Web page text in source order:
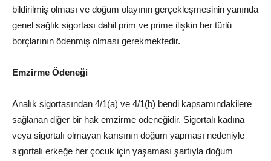
bildirilmiş olması ve doğum olayının gerçekleşmesinin yanında
genel sağlık sigortası dahil prim ve prime ilişkin her türlü
borçlarının ödenmiş olması gerekmektedir.
Emzirme Ödeneği
Analık sigortasından 4/1(a) ve 4/1(b) bendi kapsamındakilere
sağlanan diğer bir hak emzirme ödeneğidir. Sigortalı kadına
veya sigortalı olmayan karısının doğum yapması nedeniyle
sigortalı erkeğe her çocuk için yaşaması şartıyla doğum